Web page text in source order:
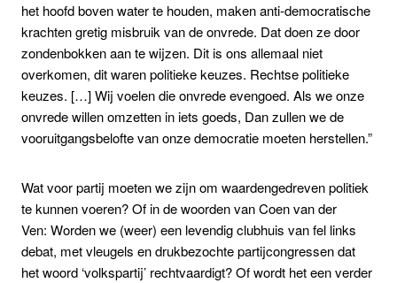
het hoofd boven water te houden, maken anti-democratische
krachten gretig misbruik van de onvrede. Dat doen ze door
zondenbokken aan te wijzen. Dit is ons allemaal niet
overkomen, dit waren politieke keuzes. Rechtse politieke
keuzes. […] Wij voelen die onvrede evengoed. Als we onze
onvrede willen omzetten in iets goeds, Dan zullen we de
vooruitgangsbelofte van onze democratie moeten herstellen.”
Wat voor partij moeten we zijn om waardengedreven politiek
te kunnen voeren? Of in de woorden van Coen van der
Ven: Worden we (weer) een levendig clubhuis van fel links
debat, met vleugels en drukbezochte partijcongressen dat
het woord ‘volkspartij’ rechtvaardigt? Of wordt het een verder